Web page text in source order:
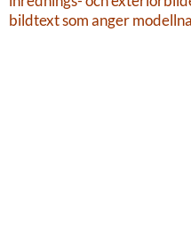
bildtext som anger